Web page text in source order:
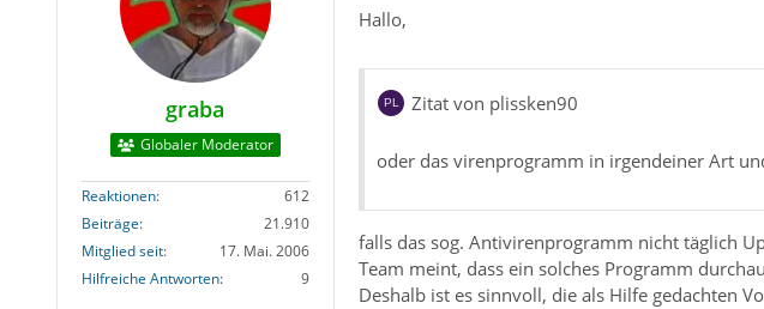
graba
Globaler Moderator
Reaktionen
612
Beiträge
21.910
Mitglied seit
17. Mai. 2006
Hilfreiche Antworten
9
Hallo,
Zitat von plissken90
oder das virenprogramm in irgendeiner Art
falls das sog. Antivirenprogramm nicht täglich
Team meint, dass ein solches Programm
Deshalb ist es sinnvoll, die als Hilfe gedachten